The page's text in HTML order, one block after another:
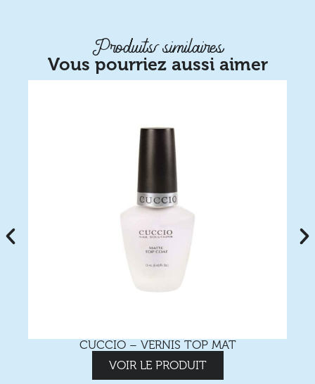
Produits similaires
Vous pourriez aussi aimer
CUCCIO – VERNIS TOP MAT
VOIR LE PRODUIT